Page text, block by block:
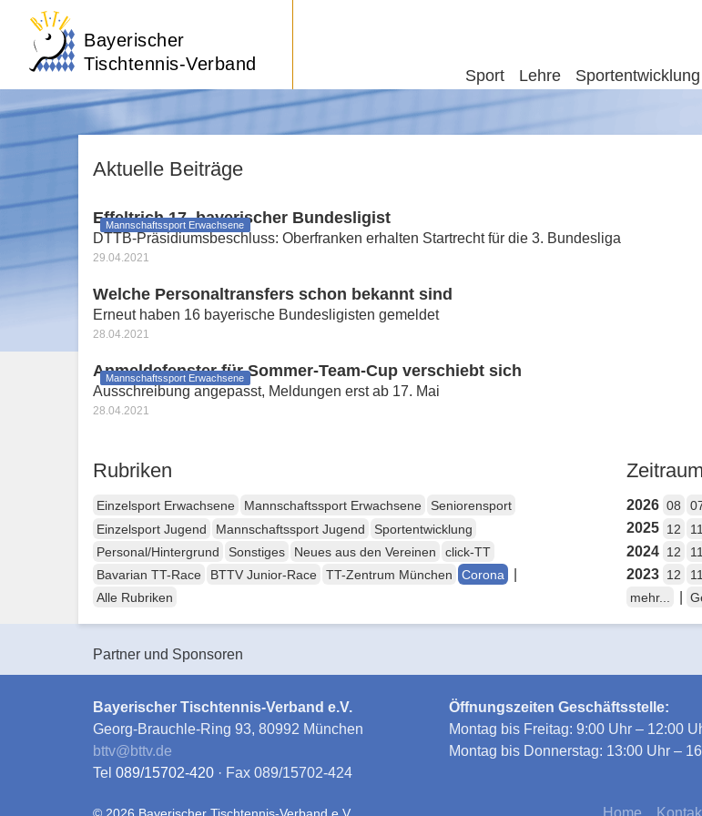
Bayerischer
Tischtennis-Verband
Sport Lehre Sportentwicklung
Aktuelle Beiträge
Mannschaftssport Erwachsene
Effeltrich 17. bayerischer Bundesligist
DTTB-Präsidiumsbeschluss: Oberfranken erhalten Startrecht für die 3. Bundesliga
29.04.2021
Welche Personaltransfers schon bekannt sind
Erneut haben 16 bayerische Bundesligisten gemeldet
28.04.2021
Mannschaftssport Erwachsene
Anmeldefenster für Sommer-Team-Cup verschiebt sich
Ausschreibung angepasst, Meldungen erst ab 17. Mai
28.04.2021
Rubriken
Einzelsport Erwachsene Mannschaftssport Erwachsene
Seniorensport
Einzelsport Jugend
Mannschaftssport Jugend
Sportentwicklung
Personal/Hintergrund
Sonstiges Neues aus den Vereinen
click-TT
Bavarian TT-Race
BTTV Junior-Race TT-Zentrum München Corona
Alle Rubriken
Zeitraum
2026 08
2025 12 11
2024 12 11
2023 12 11
mehr...
Partner und Sponsoren
Bayerischer Tischtennis-Verband e.V.
Georg-Brauchle-Ring 93, 80992 München
bttv@bttv.de
Tel 089/15702-420 · Fax 089/15702-424
Öffnungszeiten Geschäftsstelle:
Montag bis Freitag: 9:00 Uhr – 12:00
Montag bis Donnerstag: 13:00 Uhr –